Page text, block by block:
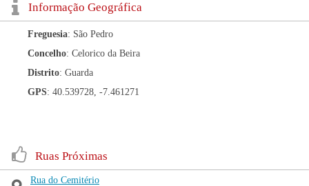
Informação Geográfica
Freguesia: São Pedro
Concelho: Celorico da Beira
Distrito: Guarda
GPS: 40.539728, -7.461271
Ruas Próximas
Rua do Cemitério